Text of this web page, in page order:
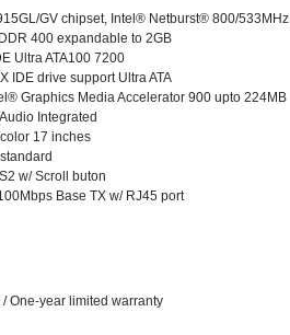
GV chipset, Intel® Netburst® 800/533MHz
400 expandable to 2GB
Ultra ATA100 7200
IDE drive support Ultra ATA
Graphics Media Accelerator 900 upto 224MB
Integrated
17 inches
w/ Scroll buton
Base TX w/ RJ45 port
One-year limited warranty